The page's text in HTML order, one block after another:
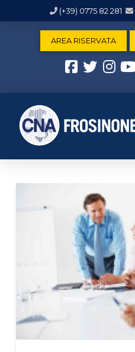
(+39) 0775 82 281
AREA RISERVATA